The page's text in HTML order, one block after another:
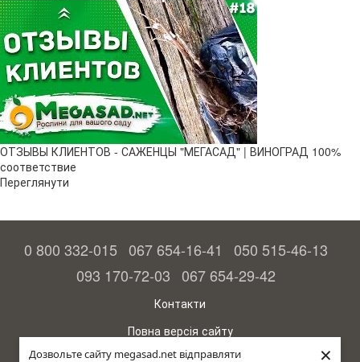
Дозвольте сайту megasad.net відправляти
×
ОТЗЫВЫ КЛИЕНТОВ - САЖЕНЦЫ "МЕГАСАД" | ВИНОГРАД 100%
соответствие
Переглянути
0 800 332-015 067 654-16-41
050 515-46-13
093 170-72-03 067 654-29-42
Контакти
Повна версія сайту
© 2015—2026